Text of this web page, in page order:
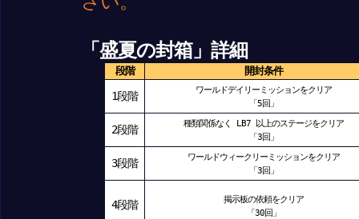
「盛夏の封箱」詳細
段階 開封条件
1段階
ワールドデイリーミッションをクリア
「5回」
2段階
種類関係なく LB7 以上のステージをクリア
「3回」
3段階
ワールドウィークリーミッションをクリア
「3回」
4段階
掲示板の依頼をクリア
「30回」